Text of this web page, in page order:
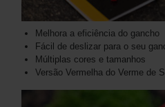
Melhora a eficiência do gancho
Fácil de deslizar para o seu
Múltiplas cores e tamanhos
Versão Vermelha do Verme de